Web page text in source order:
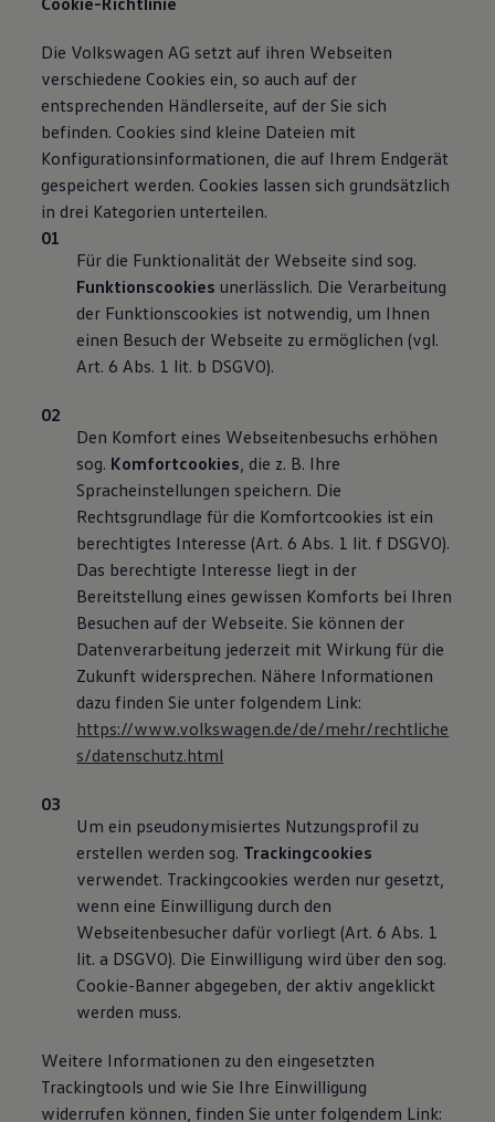
Die Volkswagen AG setzt auf ihren Webseiten
verschiedene Cookies ein, so auch auf der
entsprechenden Händlerseite, auf der Sie sich
befinden. Cookies sind kleine Dateien mit
Konfigurationsinformationen, die auf Ihrem Endgerät
gespeichert werden. Cookies lassen sich grundsätzlich
in drei Kategorien unterteilen.
Für die Funktionalität der Webseite sind sog.
Funktionscookies unerlässlich. Die Verarbeitung
der Funktionscookies ist notwendig, um Ihnen
einen Besuch der Webseite zu ermöglichen (vgl.
Art. 6 Abs. 1 lit. b DSGVO).
Den Komfort eines Webseitenbesuchs erhöhen
sog. Komfortcookies, die z. B. Ihre
Spracheinstellungen speichern. Die
Rechtsgrundlage für die Komfortcookies ist ein
berechtigtes Interesse (Art. 6 Abs. 1 lit. f DSGVO).
Das berechtigte Interesse liegt in der
Bereitstellung eines gewissen Komforts bei Ihren
Besuchen auf der Webseite. Sie können der
Datenverarbeitung jederzeit mit Wirkung für die
Zukunft widersprechen. Nähere Informationen
dazu finden Sie unter folgendem Link:
https://www.volkswagen.de/de/mehr/rechtliche
s/datenschutz.html
Um ein pseudonymisiertes Nutzungsprofil zu
erstellen werden sog. Trackingcookies
verwendet. Trackingcookies werden nur gesetzt,
wenn eine Einwilligung durch den
Webseitenbesucher dafür vorliegt (Art. 6 Abs. 1
lit. a DSGVO). Die Einwilligung wird über den sog.
Cookie-Banner abgegeben, der aktiv angeklickt
werden muss.
Weitere Informationen zu den eingesetzten
Trackingtools und wie Sie Ihre Einwilligung
widerrufen können, finden Sie unter folgendem Link: